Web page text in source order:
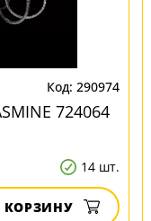
290974
724064
14 шт.
КОРЗИНУ